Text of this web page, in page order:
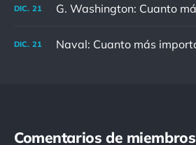
DIC. 21
DIC. 21
Comentarios de miembros